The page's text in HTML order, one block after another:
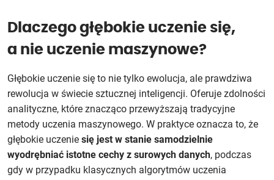
Dlaczego głębokie uczenie się,
a nie uczenie maszynowe?
Głębokie uczenie się to nie tylko ewolucja, ale prawdziwa
rewolucja w świecie sztucznej inteligencji. Oferuje zdolności
analityczne, które znacząco przewyższają tradycyjne
metody uczenia maszynowego. W praktyce oznacza to, że
głębokie uczenie się jest w stanie samodzielnie
wyodrębniać istotne cechy z surowych danych, podczas
gdy w przypadku klasycznych algorytmów uczenia